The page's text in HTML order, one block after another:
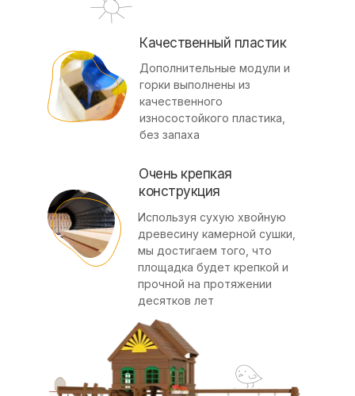
Используя сухую хвойную
древесину камерной сушки,
мы достигаем того, что
площадка будет крепкой и
прочной на протяжении
десятков лет
Очень крепкая
конструкция
Качественный пластик
Дополнительные модули и
горки выполнены из
качественного
износостойкого пластика,
без запаха